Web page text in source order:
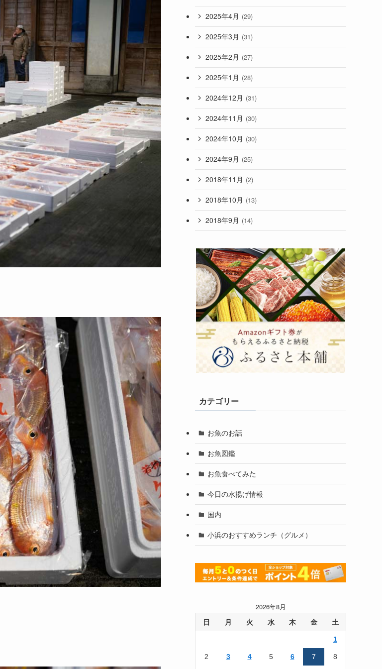
2025年4月 (29)
2025年3月 (31)
2025年2月 (27)
2025年1月 (28)
2024年12月 (31)
2024年11月 (30)
2024年10月 (30)
2024年9月 (25)
2018年11月 (2)
2018年10月 (13)
2018年9月 (14)
カテゴリー
お魚のお話
お魚図鑑
お魚食べてみた
今日の水揚げ情報
国内
小浜のおすすめランチ（グルメ）
2026年8月
日 月 火 水 木 金 土
1
2 3 4 5 6 7 8